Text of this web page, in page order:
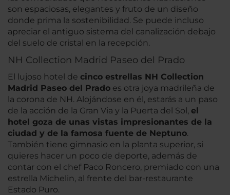
son espaciosas, elegantes y fruto de un diseño
donde prima la sostenibilidad. Se puede incluso
apreciar el antiguo sistema del canalización debajo
del suelo de cristal en la recepción.
NH Collection Madrid Paseo del Prado
El lujoso hotel de cinco estrellas NH Collection
Madrid Paseo del Prado es otra joya madrileña de
la corona de NH. Alojándose en él, estarás a un paso
de la acción de la Gran Via y la Puerta del Sol, el
hotel goza de unas vistas impresionantes de la
ciudad y de la famosa fuente de Neptuno.
También tiene gimnasio en la planta superior, si
quieres hacer un poco de deporte, además de
contar con el chef Paco Roncero, premiado con una
estrella Michelin, al frente del bar-restaurante
Estado Puro.